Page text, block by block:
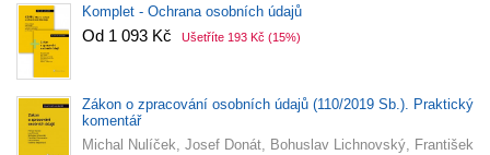
Komplet - Ochrana osobních údajů
Od 1 093 Kč Ušetříte 193 Kč (15%)
Zákon o zpracování osobních údajů (110/2019 Sb.). Praktický
komentář
Michal Nulíček, Josef Donát, Bohuslav Lichnovský, František